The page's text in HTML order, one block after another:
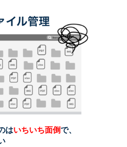
はいちいち面倒で、